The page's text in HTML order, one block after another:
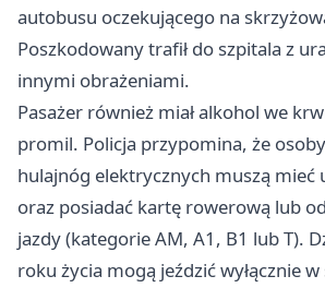
autobusu oczekującego na
Poszkodowany trafił do szpitala z
innymi obrażeniami.
Pasażer również miał alkohol we
promil. Policja przypomina, że
hulajnóg elektrycznych muszą mieć
oraz posiadać kartę rowerową lub
jazdy (kategorie AM, A1, B1 lub T).
roku życia mogą jeździć wyłącznie